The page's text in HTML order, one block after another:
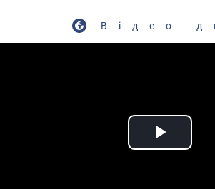
Відео
Play